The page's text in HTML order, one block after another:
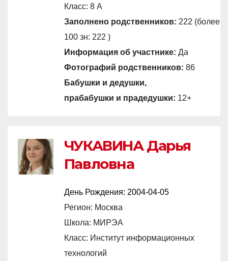
Класс: 8 А
Заполнено родственников: 222 (более
100 зн: 222 )
Информация об участнике: Да
Фотографий родственников: 86
Бабушки и дедушки,
прабабушки и прадедушки: 12+
ЧУКАВИНА Дарья
Павловна
День Рождения: 2004-04-05
Регион: Москва
Школа: МИРЭА
Класс: Институт информационных
технологий